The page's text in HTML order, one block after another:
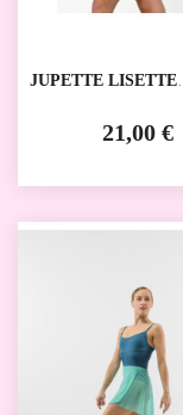
JUPETTE LISETTE
21,00 €